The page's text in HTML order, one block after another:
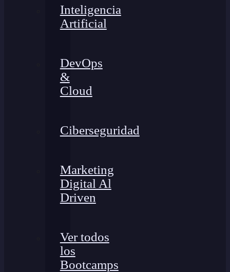
Inteligencia
Artificial
DevOps
&
Cloud
Ciberseguridad
Marketing
Digital Al
Driven
Ver todos
los
Bootcamps